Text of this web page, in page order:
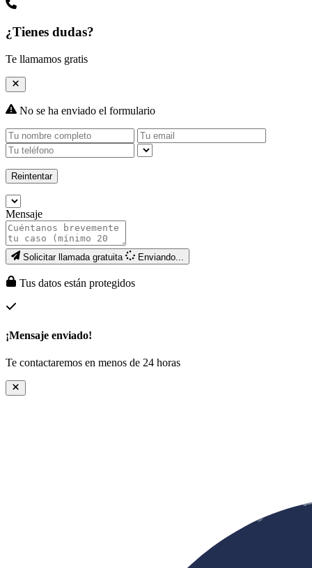
¿Tienes dudas?
Te llamamos gratis
No se ha enviado el formulario
Reintentar
Mensaje
Solicitar llamada gratuita Enviando...
Tus datos están protegidos
¡Mensaje enviado!
Te contactaremos en menos de 24 horas